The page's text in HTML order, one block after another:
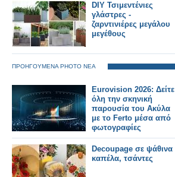
DIY Τσιμεντένιες
γλάστρες -
ζαρντινιέρες μεγάλου
μεγέθους
ΠΡΟΗΓΟΥΜΕΝΑ PHOTO ΝΕΑ
Eurovision 2026: Δείτε
όλη την σκηνική
παρουσία του Ακύλα
με το Ferto μέσα από
φωτογραφίες
Decoupage σε ψάθινα
καπέλα, τσάντες